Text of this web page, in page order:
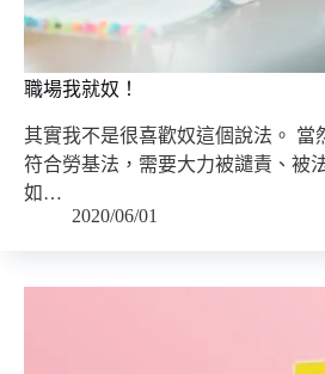
職場我就奴！
其實我不是很喜歡奴這個說法。 當
符合勞基法，需要大力被譴責、被
如…
2020/06/01